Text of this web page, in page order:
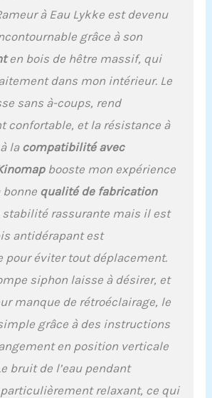
garantit, avec le double
rail, une stabilité
optimale jusqu'à une
taille de 200 cm et un
poids d'utilisateur de 150
grand écran LCD clair est
facile à utiliser et peut
sangle pectorale et à
l'application Kinomap,
pour un suivi optimal de
l'entraînement. ✔ SIMPLE
rameur est doté de
roulettes de transport et
rangé à la verticale. Les
pédales réglables, le
tablette/smartphone et
les instructions de
détaillées garantissent
une expérience d'aviron
à Eau Lykke est devenu
grâce à son
en bois de hêtre massif, qui
dans mon intérieur. Le
sans à-coups, rend
confortable, et la résistance à
la compatibilité avec
booste mon expérience
bonne qualité de fabrication
stabilité rassurante mais il est
antidérapant est
pour éviter tout déplacement.
siphon laisse à désirer, et
manque de rétroéclairage, le
grâce à des instructions
en position verticale
bruit de l’eau pendant
particulièrement relaxant, ce qui